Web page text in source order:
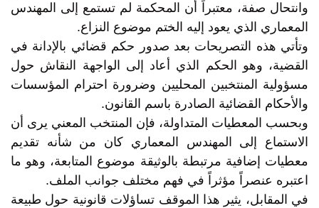
وانتحال صفة، معتبراً أن المحكمة لم تستمع إلى المهندس
المعماري الذي يعود إليه الختم موضوع النزاع.
وتأتي هذه التصريحات بعد صدور حكم قضائي بالإدانة في
القضية، وهو الحكم الذي أعاد إلى الواجهة النقاش حول
مسؤولية المنتخبين المحليين وضرورة احترام المؤسسات
والأحكام القضائية الصادرة باسم القانون.
وبحسب المعطيات المتداولة، فإن المنتخب المعني يرى أن
الاستماع إلى المهندس المعماري كان من شأنه تقديم
معطيات إضافية مرتبطة بالوثيقة موضوع المتابعة، وهو ما
اعتبره عنصراً مؤثراً في فهم مختلف جوانب الملف.
في المقابل، يثير هذا الموقف تساؤلات قانونية حول طبيعة